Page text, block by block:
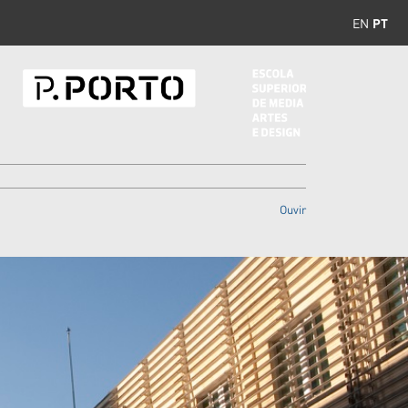
EN PT
Ouvir